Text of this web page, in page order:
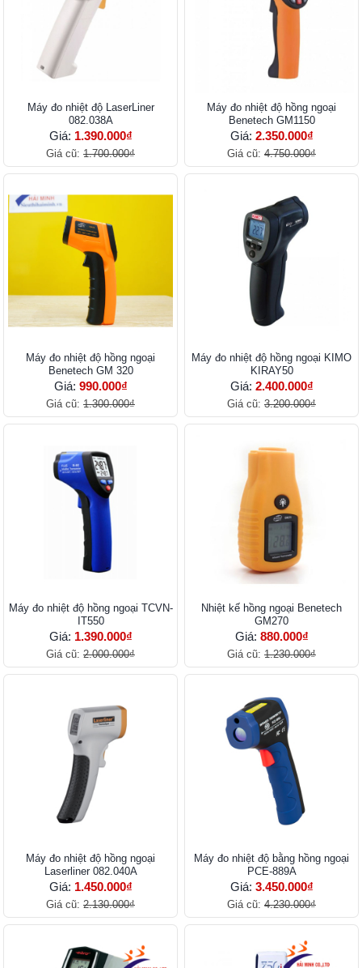
Máy đo nhiệt độ LaserLiner
082.038A
Giá: 1.390.000₫
Giá cũ: 1.700.000₫
Máy đo nhiệt độ hồng ngoại
Benetech GM1150
Giá: 2.350.000₫
Giá cũ: 4.750.000₫
Máy đo nhiệt độ hồng ngoại
Benetech GM 320
Giá: 990.000₫
Giá cũ: 1.300.000₫
Máy đo nhiệt độ hồng ngoại KIMO
KIRAY50
Giá: 2.400.000₫
Giá cũ: 3.200.000₫
Máy đo nhiệt độ hồng ngoại TCVN-
IT550
Giá: 1.390.000₫
Giá cũ: 2.000.000₫
Nhiệt kế hồng ngoại Benetech
GM270
Giá: 880.000₫
Giá cũ: 1.230.000₫
Máy đo nhiệt độ hồng ngoại
Laserliner 082.040A
Giá: 1.450.000₫
Giá cũ: 2.130.000₫
Máy đo nhiệt độ bằng hồng ngoại
PCE-889A
Giá: 3.450.000₫
Giá cũ: 4.230.000₫